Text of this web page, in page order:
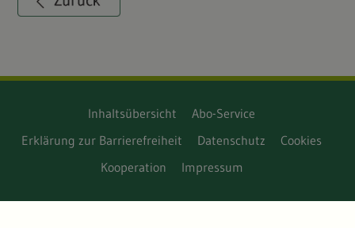
Inhaltsübersicht
Abo-Service
Erklärung zur Barrierefreiheit
Datenschutz
Cookies
Kooperation
Impressum